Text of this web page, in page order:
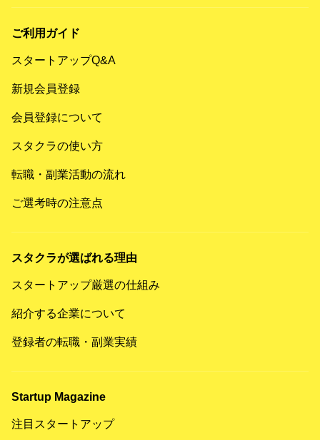
ご利用ガイド
スタートアップQ&A
新規会員登録
会員登録について
スタクラの使い方
転職・副業活動の流れ
ご選考時の注意点
スタクラが選ばれる理由
スタートアップ厳選の仕組み
紹介する企業について
登録者の転職・副業実績
Startup Magazine
注目スタートアップ